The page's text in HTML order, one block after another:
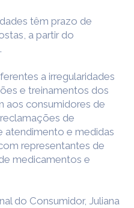
têm prazo de
a partir do
a irregularidades
e treinamentos dos
aos consumidores de
de
atendimento e medidas
representantes de
medicamentos e
do Consumidor, Juliana